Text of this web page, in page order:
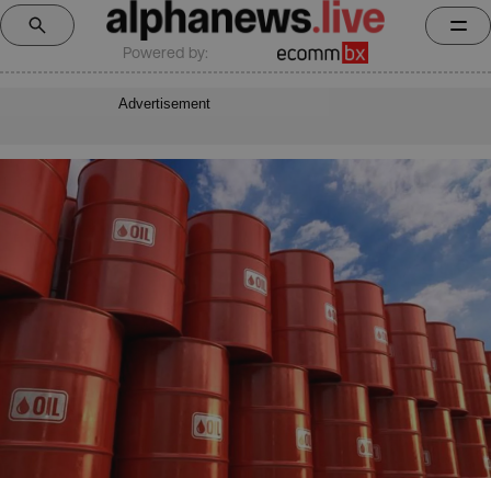
Powered by:
Advertisement